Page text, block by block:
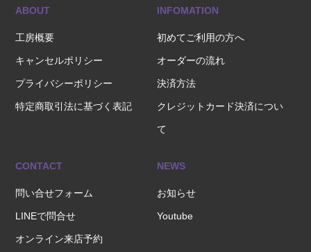
ABOUT
工房概要
キャンセルポリシー
プライバシーポリシー
特定商取引法に基づく表記
INFOMATION
初めてご利用の方へ
オーダーの流れ
決済方法
クレジットカード決済につい
て
CONTACT
問い合せフォーム
LINEで問合せ
オンライン来店予約
NEWS
お知らせ
Youtube